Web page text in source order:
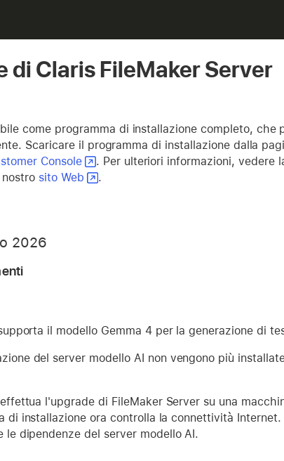
di Claris FileMaker Server
come programma di installazione completo,
Scaricare il programma di installazione dalla
Console . Per ulteriori informazioni, vedere
sito Web .
2026
il modello Gemma 4 per la generazione di
del server modello AI non vengono più
l'upgrade di FileMaker Server su una
di installazione ora controlla la connettività
le dipendenze del server modello AI.